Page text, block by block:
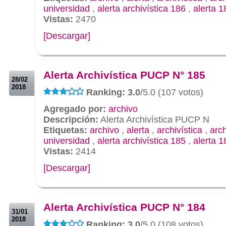
universidad , alerta archivística 186 , alerta
Vistas: 2470
[Descargar]
28/02
2018
Alerta Archivística PUCP N° 185
Ranking: 3.0/5.0 (107 votos)
Agregado por: archivo
Descripción: Alerta Archivística PUCP N
Etiquetas: archivo , alerta , archivística ,
universidad , alerta archivística 185 , alerta
Vistas: 2414
[Descargar]
31/01
2018
Alerta Archivística PUCP N° 184